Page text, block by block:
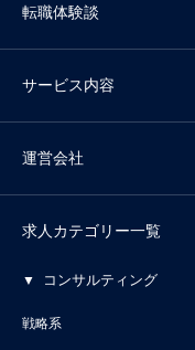
転職体験談
サービス内容
運営会社
求人カテゴリー一覧
コンサルティング
戦略系